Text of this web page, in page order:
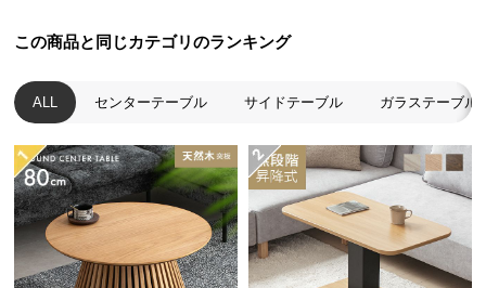
に
い
て
搬
入
経
路
に
1 2 3
センターテーブルとして
この商品と同じカテゴリのランキング
ALL センターテーブル サイドテーブル ガラステーブル